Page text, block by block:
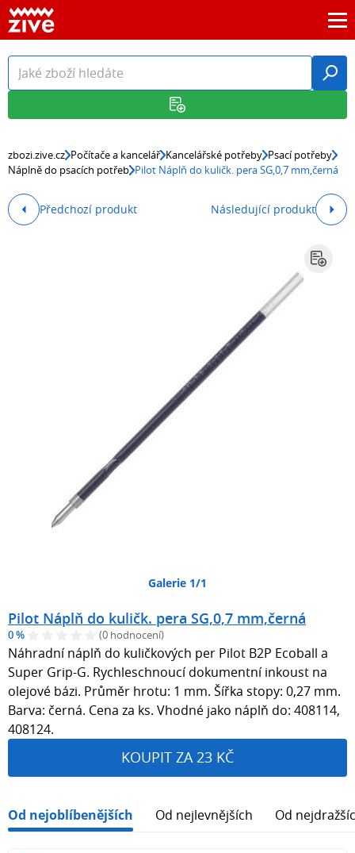
zbozi.zive.cz Počítače a kancelář Kancelářské potřeby Psací potřeby
Náplně do psacích potřeb Pilot Náplň do kuličk. pera SG,0,7 mm,černá
Předchozí produkt Následující produkt
Galerie 1/1
Pilot Náplň do kuličk. pera SG,0,7 mm,černá
0 % (0 hodnocení)
Náhradní náplň do kuličkových per Pilot B2P Ecoball a
Super Grip-G. Rychleschnoucí dokumentní inkoust na
olejové bázi. Průměr hrotu: 1 mm. Šířka stopy: 0,27 mm.
Barva: černá. Cena za ks. Vhodné jako náplň do: 408114,
408124.
KOUPIT ZA 23 KČ
Od nejoblíbenějších Od nejlevnějších Od